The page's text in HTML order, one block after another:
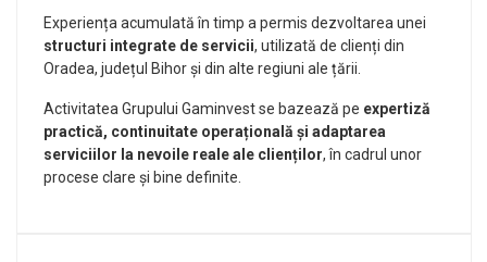
Experiența acumulată în timp a permis dezvoltarea unei
structuri integrate de servicii, utilizată de clienți din
Oradea, județul Bihor și din alte regiuni ale țării.
Activitatea Grupului Gaminvest se bazează pe expertiză
practică, continuitate operațională și adaptarea
serviciilor la nevoile reale ale clienților, în cadrul unor
procese clare și bine definite.